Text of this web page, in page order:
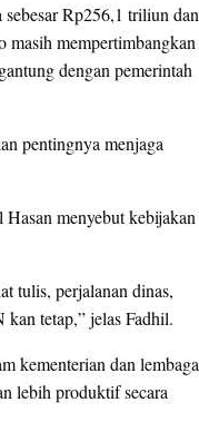
Rp256,1 triliun dan
masih mempertimbangkan
dengan pemerintah
pentingnya menjaga
menyebut kebijakan
tulis, perjalanan dinas,
tetap,” jelas Fadhil.
kementerian dan lembaga
lebih produktif secara